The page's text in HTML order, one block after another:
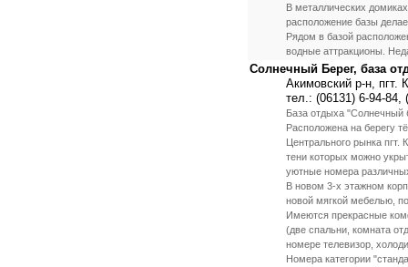
В металлических
расположение базы
Рядом в базой
водные аттракционы.
Солнечный Берег, база
Акимовский р-н, пгт.
тел.: (06131) 6-94-84,
База отдыха "Солнечный
Расположена на берегу
Центрального рынка
тени которых можно
уютные номера
В новом 3-х этажном
новой мягкой мебелью,
Имеются прекрасные
(две спальни, комната
номере телевизор,
Номера категории